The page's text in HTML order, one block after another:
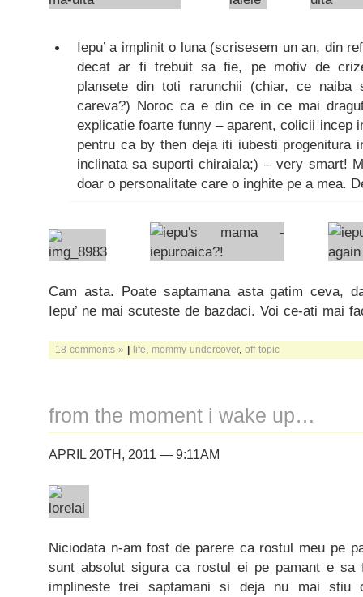
Iepu’ a implinit o luna (scrisesem un an, din
decat ar fi trebuit sa fie, pe motiv de
plansete din toti rarunchii (chiar, ce naiba
careva?) Noroc ca e din ce in ce mai
explicatie foarte funny – aparent, colicii incep
pentru ca by then deja iti iubesti progenitura
inclinata sa suporti chiraiala;) – very smart!
doar o personalitate care o inghite pe a mea.
Cam asta. Poate saptamana asta gatim ceva,
Iepu’ ne mai scuteste de bazdaci. Voi ce-ati mai
18 comments » | life mommy undercover, off topic
from the moment i wake up…
APRIL 20TH, 2011 — 9:11AM
Niciodata n-am fost de parere ca rostul meu pe
sunt absolut sigura ca rostul ei pe pamant e sa
implineste trei saptamani si deja nu mai stiu